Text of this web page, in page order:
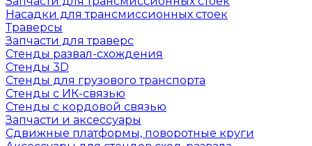
Насадки для трансмиссионных стоек
Траверсы
Запчасти для траверс
Стенды развал-схождения
Стенды 3D
Стенды для грузового транспорта
Стенды с ИК-связью
Стенды с кордовой связью
Запчасти и аксессуары
Сдвижные платформы, поворотные круги